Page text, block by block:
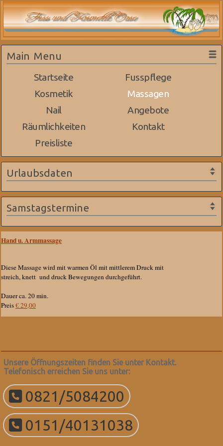
Main Menu
Startseite
Fusspflege
Kosmetik
Massagen
Nail
Angebote
Räumlichkeiten
Kontakt
Preisliste
Urlaubsdaten
Samstagstermine
Hand u. Armmassage
Diese Massage wird mit warmen Öl mit mittlerem Druck mit
streich, knett und druck Bewegungen durchgeführt.
Dauer ca. 20 min.
Preis€ 29,00
Unsere Öffnungszeiten finden Sie unter Kontakt.
Telefonisch erreichen Sie uns unter:
0821/5084200
0151/40131038